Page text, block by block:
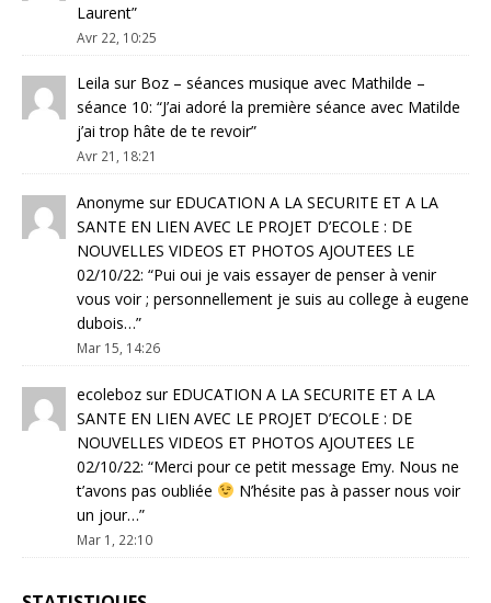
Laurent”
Avr 22, 10:25
Leila sur Boz – séances musique avec Mathilde –
séance 10: “J’ai adoré la première séance avec Matilde
j’ai trop hâte de te revoir”
Avr 21, 18:21
Anonyme sur EDUCATION A LA SECURITE ET A LA
SANTE EN LIEN AVEC LE PROJET D’ECOLE : DE
NOUVELLES VIDEOS ET PHOTOS AJOUTEES LE
02/10/22: “Pui oui je vais essayer de penser à venir
vous voir ; personnellement je suis au college à eugene
dubois…”
Mar 15, 14:26
ecoleboz sur EDUCATION A LA SECURITE ET A LA
SANTE EN LIEN AVEC LE PROJET D’ECOLE : DE
NOUVELLES VIDEOS ET PHOTOS AJOUTEES LE
02/10/22: “Merci pour ce petit message Emy. Nous ne
t’avons pas oubliée
N’hésite pas à passer nous voir
un jour…”
Mar 1, 22:10